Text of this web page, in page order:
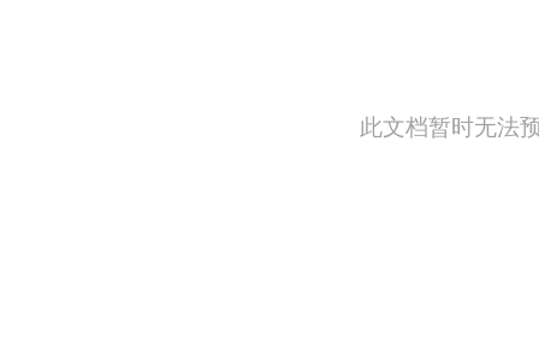
此文档暂时无法预